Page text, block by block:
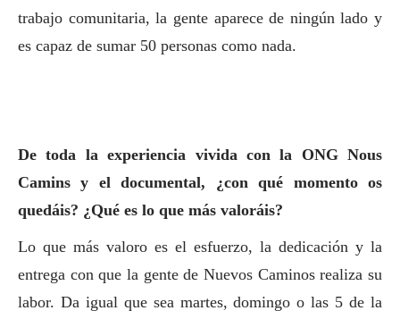
trabajo comunitaria, la gente aparece de ningún lado y
es capaz de sumar 50 personas como nada.
De toda la experiencia vivida con la ONG Nous
Camins y el documental, ¿con qué momento os
quedáis? ¿Qué es lo que más valoráis?
Lo que más valoro es el esfuerzo, la dedicación y la
entrega con que la gente de Nuevos Caminos realiza su
labor. Da igual que sea martes, domingo o las 5 de la